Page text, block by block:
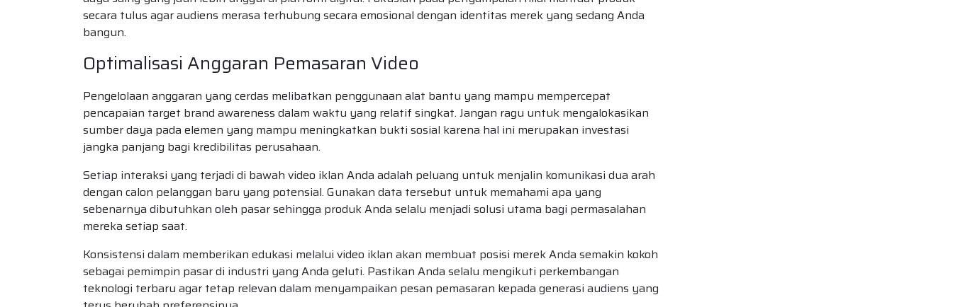
secara tulus agar audiens merasa terhubung secara emosional dengan identitas merek yang sedang Anda
bangun.
Optimalisasi Anggaran Pemasaran Video
Pengelolaan anggaran yang cerdas melibatkan penggunaan alat bantu yang mampu mempercepat
pencapaian target brand awareness dalam waktu yang relatif singkat. Jangan ragu untuk mengalokasikan
sumber daya pada elemen yang mampu meningkatkan bukti sosial karena hal ini merupakan investasi
jangka panjang bagi kredibilitas perusahaan.
Setiap interaksi yang terjadi di bawah video iklan Anda adalah peluang untuk menjalin komunikasi dua arah
dengan calon pelanggan baru yang potensial. Gunakan data tersebut untuk memahami apa yang
sebenarnya dibutuhkan oleh pasar sehingga produk Anda selalu menjadi solusi utama bagi permasalahan
mereka setiap saat.
Konsistensi dalam memberikan edukasi melalui video iklan akan membuat posisi merek Anda semakin kokoh
sebagai pemimpin pasar di industri yang Anda geluti. Pastikan Anda selalu mengikuti perkembangan
teknologi terbaru agar tetap relevan dalam menyampaikan pesan pemasaran kepada generasi audiens yang